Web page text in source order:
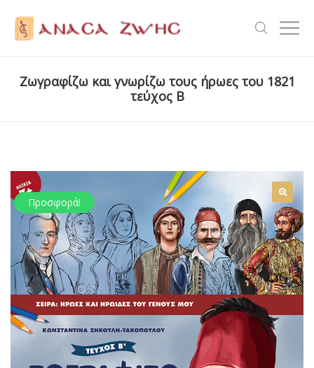
Ζωγραφίζω και γνωρίζω τους ήρωες του 1821
τεύχος Β
Προσφορά!